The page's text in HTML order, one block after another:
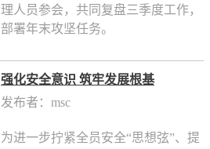
理人员参会，共同复盘三季度工作，
部署年末攻坚任务。
强化安全意识 筑牢发展根基
发布者：msc
为进一步拧紧全员安全“思想弦”、提